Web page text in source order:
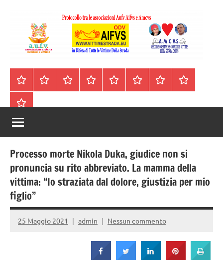
contenuto
A.I.F.V.S.
–
Associazione
Italiana
Familiari
e
Vittime
della
Strada
difesa
di
tutte
vittime
della
strada
HomepageSegnalazioni
Nord
Centro
Sud
ContattiIncidenti
Il
Archivio
Processo morte Nikola Duka, giudice non si
pronuncia su rito abbreviato. La mamma della
vittima: “Io straziata dal dolore, giustizia per mio
figlio”
25 Maggio 2021 admin Nessun commento